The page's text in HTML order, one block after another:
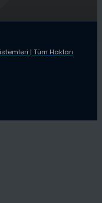
| Tüm Hakları